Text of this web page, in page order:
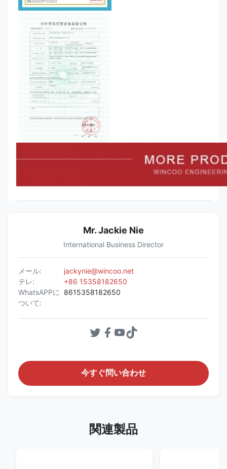
Mr. Jackie Nie
International Business Director
メール:
jackynie@wincoo.net
テレ:
+86 15358182650
WhatsAPPに
ついて:
8615358182650
今すぐ問い合わせ
関連製品